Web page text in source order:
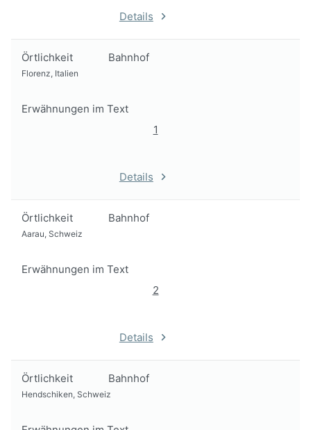
Details
Örtlichkeit Bahnhof
Florenz, Italien
Erwähnungen im Text
1
Details
Örtlichkeit Bahnhof
Aarau, Schweiz
Erwähnungen im Text
2
Details
Örtlichkeit Bahnhof
Hendschiken, Schweiz